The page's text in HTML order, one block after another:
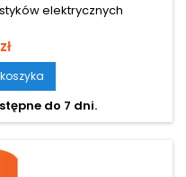
elektrycznych
do 7 dni.